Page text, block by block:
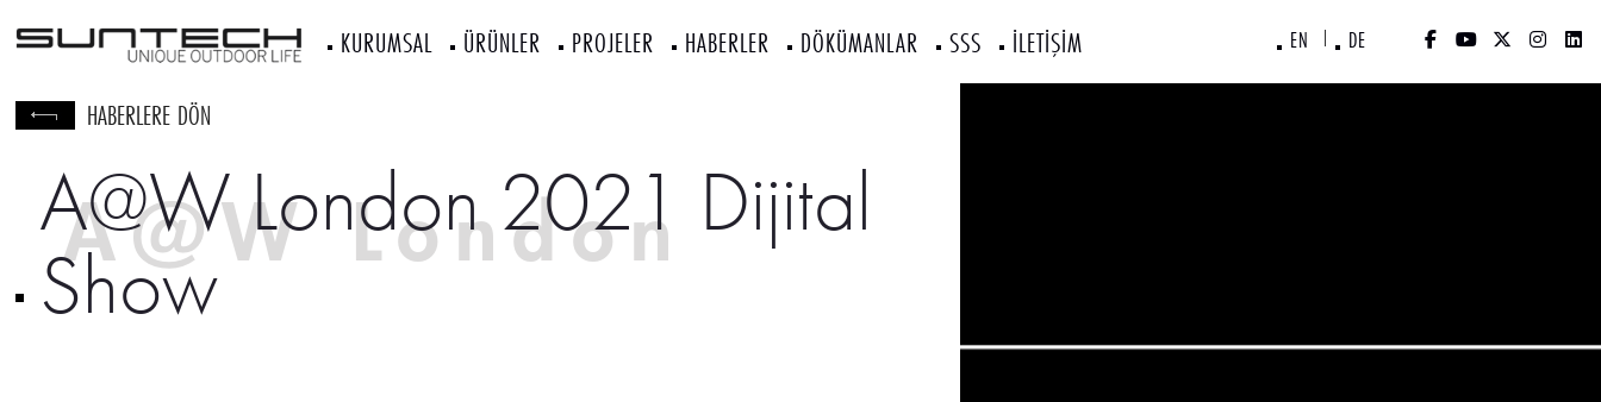
KURUMSAL ÜRÜNLER PROJELER HABERLER DÖKÜMANLAR SSS İLETİŞİM EN | DE
HABERLERE DÖN
A@W London 2021 Dijital
Show
A@W London
2021 Dijital Show